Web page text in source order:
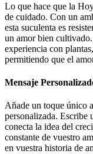
Lo que hace que la
de cuidado. Con un
esta suculenta es
un amor bien
experiencia con
permitiendo que el
Mensaje
Añade un toque único
personalizada. Escribe
conecta la idea del
constante de vuestro
en vuestra historia de